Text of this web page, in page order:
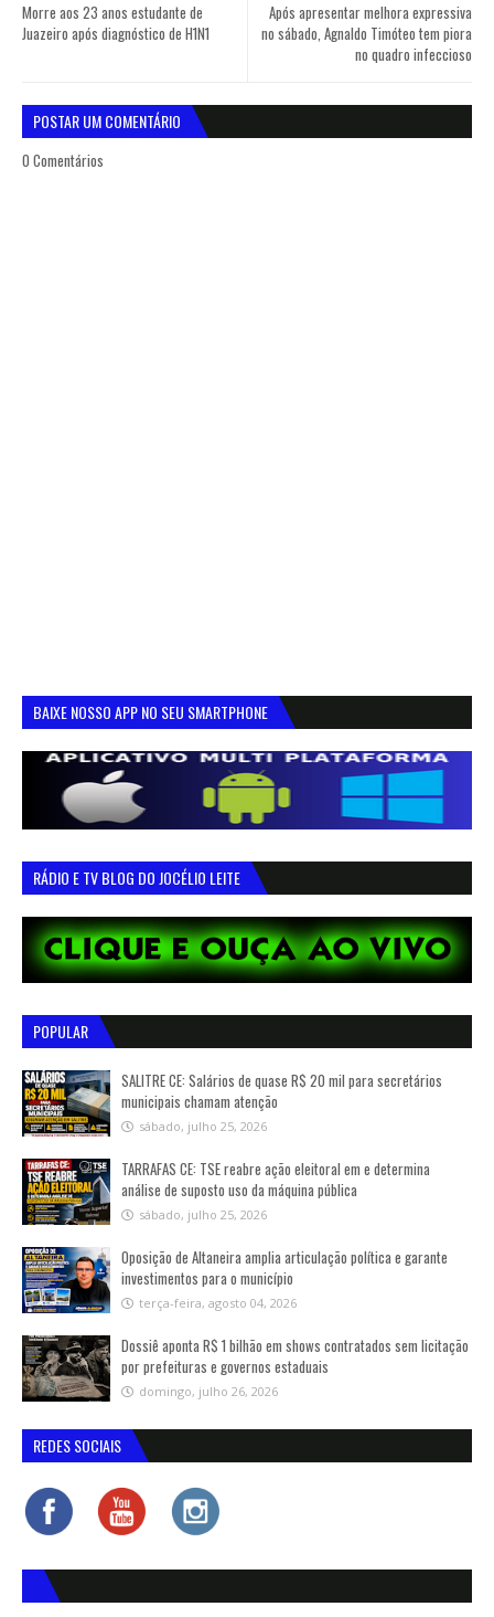
Após apresentar melhora expressiva
no sábado, Agnaldo Timóteo tem piora
no quadro infeccioso
Morre aos 23 anos estudante de
Juazeiro após diagnóstico de H1N1
POSTAR UM COMENTÁRIO
0 Comentários
BAIXE NOSSO APP NO SEU SMARTPHONE
RÁDIO E TV BLOG DO JOCÉLIO LEITE
POPULAR
SALITRE CE: Salários de quase R$ 20 mil para secretários
municipais chamam atenção
sábado, julho 25, 2026
TARRAFAS CE: TSE reabre ação eleitoral em e determina
análise de suposto uso da máquina pública
sábado, julho 25, 2026
Oposição de Altaneira amplia articulação política e garante
investimentos para o município
terça-feira, agosto 04, 2026
Dossiê aponta R$ 1 bilhão em shows contratados sem licitação
por prefeituras e governos estaduais
domingo, julho 26, 2026
REDES SOCIAIS